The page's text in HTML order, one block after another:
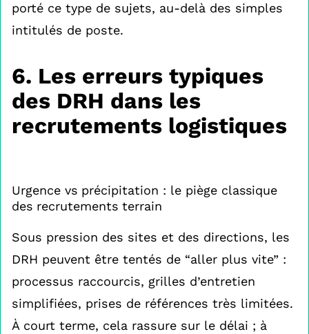
porté ce type de sujets, au-delà des simples
intitulés de poste.
6. Les erreurs typiques
des DRH dans les
recrutements logistiques
Urgence vs précipitation : le piège classique
des recrutements terrain
Sous pression des sites et des directions, les
DRH peuvent être tentés de “aller plus vite” :
processus raccourcis, grilles d’entretien
simplifiées, prises de références très limitées.
À court terme, cela rassure sur le délai ; à